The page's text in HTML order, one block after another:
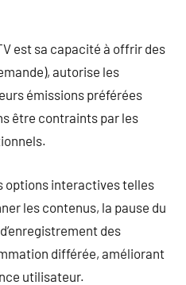
est sa capacité à offrir des
autorise les
émissions préférées
être contraints par les
options interactives telles
les contenus, la pause du
des
différée, améliorant
utilisateur.